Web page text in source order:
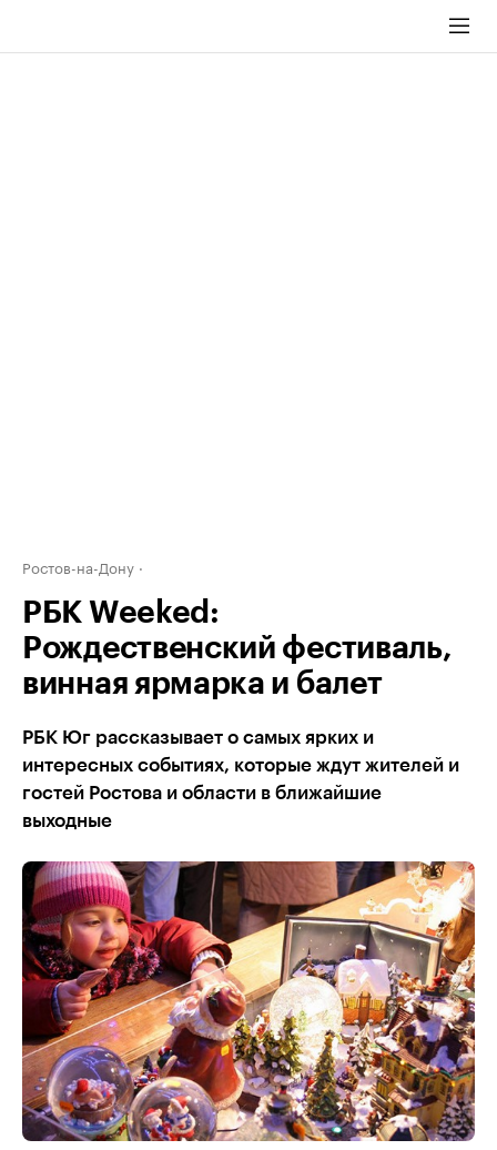
Ростов-на-Дону
РБК Weeked:
Рождественский фестиваль,
винная ярмарка и балет
РБК Юг рассказывает о самых ярких и
интересных событиях, которые ждут жителей и
гостей Ростова и области в ближайшие
выходные